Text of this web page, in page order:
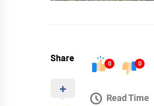
Share
0 0
Read Time